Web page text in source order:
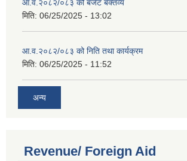
आ.व.२०८२/०८३ को बजेट बक्तव्य
मिति: 06/25/2025 - 13:02
आ.व.२०८२/०८३ को निति तथा कार्यक्रम
मिति: 06/25/2025 - 11:52
अन्य
Revenue/ Foreign Aid